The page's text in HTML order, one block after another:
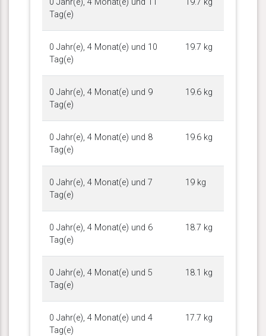
Tag(e)
0 Jahr(e), 4 Monat(e) und 10
Tag(e)
19.7 kg
0 Jahr(e), 4 Monat(e) und 9
Tag(e)
19.6 kg
0 Jahr(e), 4 Monat(e) und 8
Tag(e)
19.6 kg
0 Jahr(e), 4 Monat(e) und 7
Tag(e)
19 kg
0 Jahr(e), 4 Monat(e) und 6
Tag(e)
18.7 kg
0 Jahr(e), 4 Monat(e) und 5
Tag(e)
18.1 kg
0 Jahr(e), 4 Monat(e) und 4
Tag(e)
17.7 kg